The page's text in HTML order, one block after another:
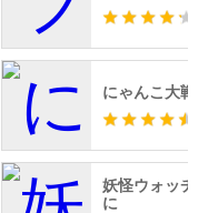
にゃんこ大戦
妖怪ウォッチ
に